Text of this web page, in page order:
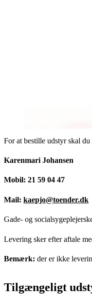
For at bestille udstyr skal
Karenmari Johansen
Mobil: 21 59 04 47
Mail: kaepjo@toender.dk
Gade- og
Levering sker efter aftale
Bemærk: der er ikke
Tilgængeligt